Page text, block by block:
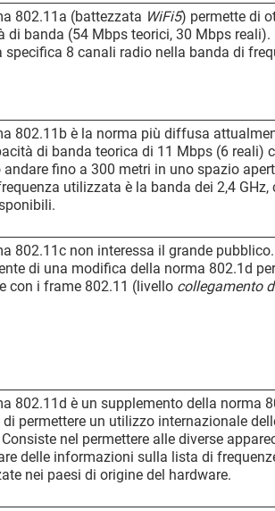
802.11a (battezzata WiFi5) permette di
di banda (54 Mbps teorici, 30 Mbps reali).
specifica 8 canali radio nella banda di
802.11b è la norma più diffusa
di banda teorica di 11 Mbps (6 reali)
andare fino a 300 metri in uno spazio
utilizzata è la banda dei 2,4 GHz,
802.11c non interessa il grande
di una modifica della norma 802.1d
con i frame 802.11 (livello collegamento
802.11d è un supplemento della norma
di permettere un utilizzo internazionale
nel permettere alle diverse
delle informazioni sulla lista di
nei paesi di origine del hardware.